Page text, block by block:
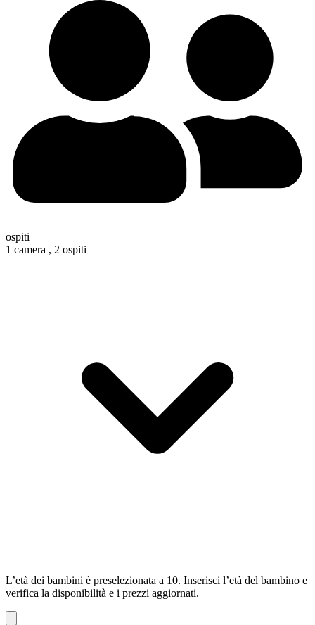
ospiti
1 camera , 2 ospiti
L’età dei bambini è preselezionata a 10. Inserisci l’età del bambino e
verifica la disponibilità e i prezzi aggiornati.